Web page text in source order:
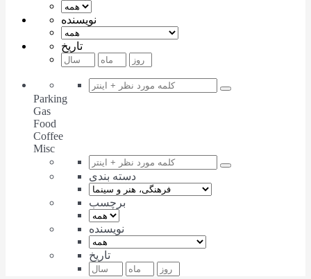
نویسنده
تاریخ
Parking
Gas
Food
Coffee
Misc
دسته بندی
برچسب
نویسنده
تاریخ